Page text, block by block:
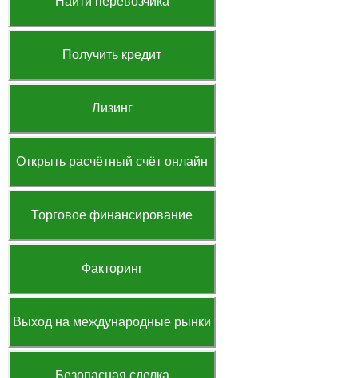
Получить кредит
Лизинг
Открыть расчётный счёт онлайн
Торговое финансирование
Факторинг
Выход на международные рынки
Безопасная сделка